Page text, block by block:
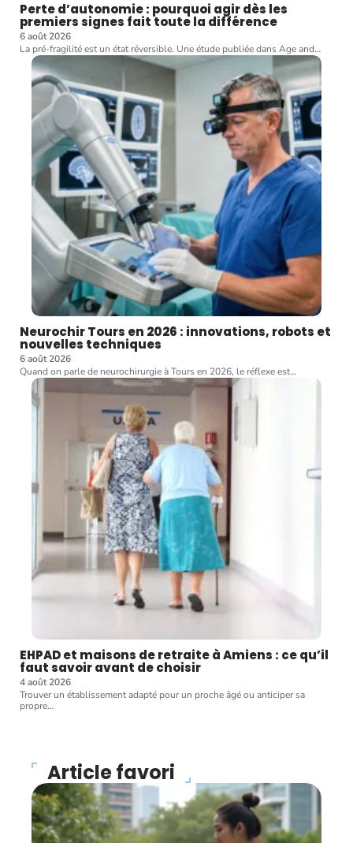
Perte d’autonomie : pourquoi agir dès les
premiers signes fait toute la différence
6 août 2026
La pré-fragilité est un état réversible. Une étude publiée dans Age and…
Neurochir Tours en 2026 : innovations, robots et
nouvelles techniques
6 août 2026
Quand on parle de neurochirurgie à Tours en 2026, le réflexe est…
EHPAD et maisons de retraite à Amiens : ce qu’il
faut savoir avant de choisir
4 août 2026
Trouver un établissement adapté pour un proche âgé ou anticiper sa
propre…
Article favori